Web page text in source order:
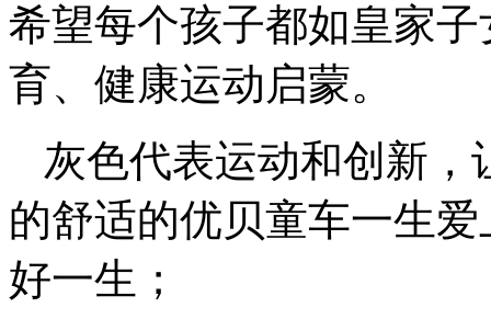
希望每个孩子都如皇家
育、健康运动启蒙。
灰色代表运动和创新
的舒适的优贝童车一生
好一生；